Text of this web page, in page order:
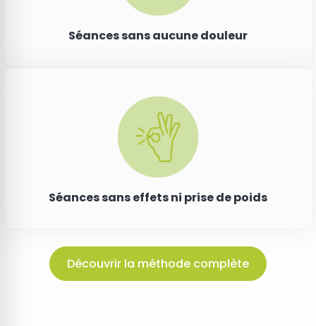
Séances sans aucune douleur
Séances sans effets ni prise de poids
Découvrir la méthode complète